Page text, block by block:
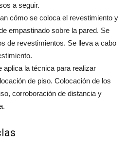
a seguir.
cómo se coloca el revestimiento y
empastinado sobre la pared. Se
de revestimientos. Se lleva a cabo
aplica la técnica para realizar
de piso. Colocación de los
corroboración de distancia y